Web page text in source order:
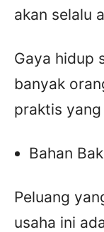
akan selalu
Gaya hidup
banyak
praktis
Bahan
Peluang
usaha ini